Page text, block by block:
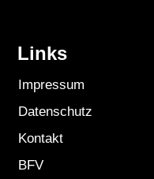
Links
Impressum
Datenschutz
Kontakt
BFV